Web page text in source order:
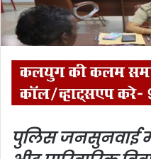
l
पुलिस जनसुनवाई में